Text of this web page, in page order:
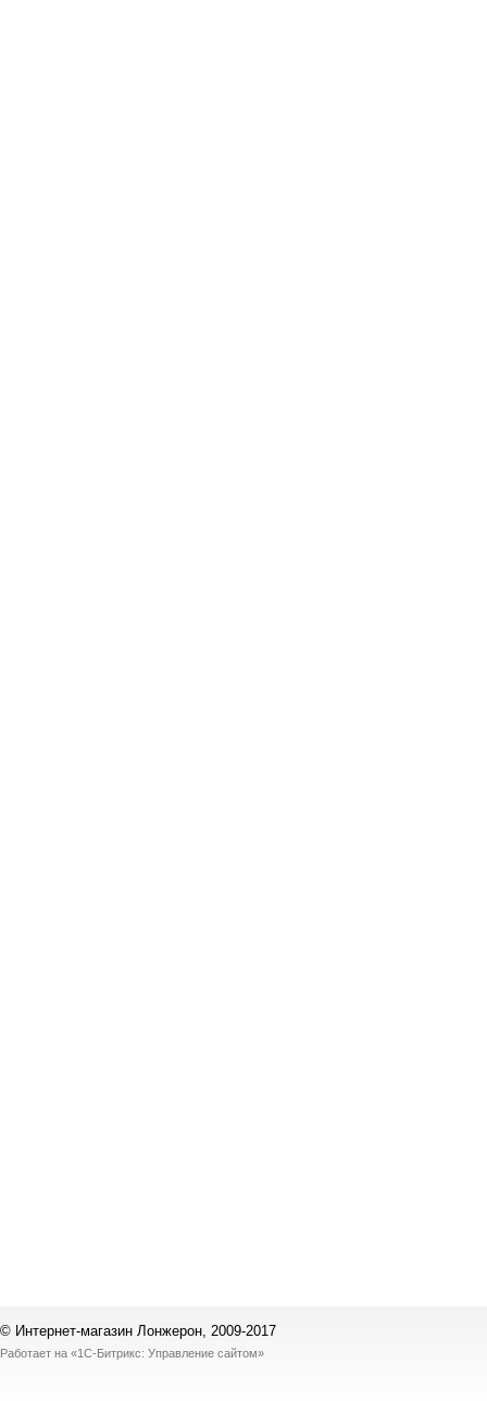
© Интернет-магазин Лонжерон, 2009-2017
Работает на «1С-Битрикс: Управление сайтом»